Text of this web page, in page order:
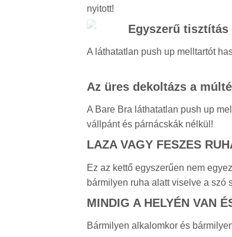
nyitott!
Egyszerű tisztítás
A láthatatlan push up melltartót
Az üres dekoltázs a múlté
A Bare Bra láthatatlan push up
vállpánt és párnácskák nélkül!
LAZA VAGY FESZES
Ez az kettő egyszerűen nem
bármilyen ruha alatt viselve a szó
MINDIG A HELYÉN VAN
Bármilyen alkalomkor és